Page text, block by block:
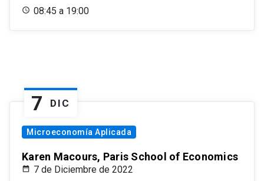
08:45 a 19:00
7 DIC
Microeconomía Aplicada
Karen Macours, Paris School of Economics
7 de Diciembre de 2022